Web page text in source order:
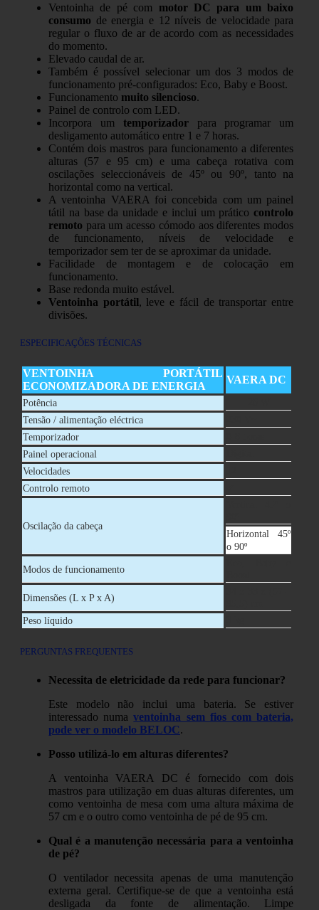
Ventoinha de pé com motor DC para um baixo
consumo de energia e 12 níveis de velocidade para
regular o fluxo de ar de acordo com as necessidades
do momento.
Elevado caudal de ar.
Também é possível selecionar um dos 3 modos de
funcionamento pré-configurados: Eco, Baby e Boost.
Funcionamento muito silencioso.
Painel de controlo com LED.
Incorpora um temporizador para programar um
desligamento automático entre 1 e 7 horas.
Contém dois mastros para funcionamento a diferentes
alturas (57 e 95 cm) e uma cabeça rotativa com
oscilações seleccionáveis de 45º ou 90º, tanto na
horizontal como na vertical.
A ventoinha VAERA foi concebida com um painel
tátil na base da unidade e inclui um prático controlo
remoto para um acesso cómodo aos diferentes modos
de funcionamento, níveis de velocidade e
temporizador sem ter de se aproximar da unidade.
Facilidade de montagem e de colocação em
funcionamento.
Base redonda muito estável.
Ventoinha portátil, leve e fácil de transportar entre
divisões.
ESPECIFICAÇÕES TÉCNICAS
VENTOINHA PORTÁTIL
ECONOMIZADORA DE ENERGIA
VAERA DC
Potência
Tensão / alimentação eléctrica
Temporizador
Painel operacional
Velocidades
Controlo remoto
Oscilação da cabeça
Horizontal 45º
o 90º
Modos de funcionamento
Dimensões (L x P x A)
Peso líquido
PERGUNTAS FREQUENTES
Necessita de eletricidade da rede para funcionar?
Este modelo não inclui uma bateria. Se estiver
interessado numaventoinha sem fios com bateria,
pode ver o modelo BELOC.
Posso utilizá-lo em alturas diferentes?
A ventoinha VAERA DC é fornecido com dois
mastros para utilização em duas alturas diferentes, um
como ventoinha de mesa com uma altura máxima de
57 cm e o outro como ventoinha de pé de 95 cm.
Qual é a manutenção necessária para a ventoinha
de pé?
O ventilador necessita apenas de uma manutenção
externa geral. Certifique-se de que a ventoinha está
desligada da fonte de alimentação. Limpe